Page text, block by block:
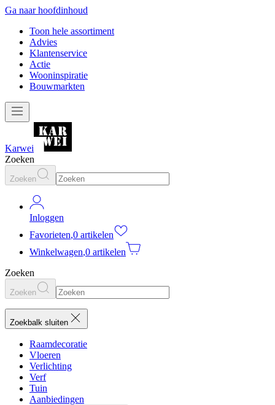
Ga naar hoofdinhoud
Toon hele assortiment
Advies
Klantenservice
Actie
Wooninspiratie
Bouwmarkten
Karwei
Zoeken
Zoeken
Inloggen
Favorieten,0 artikelen
Winkelwagen,0 artikelen
Zoeken
Zoeken
Zoekbalk sluiten
Raamdecoratie
Vloeren
Verlichting
Verf
Tuin
Aanbiedingen